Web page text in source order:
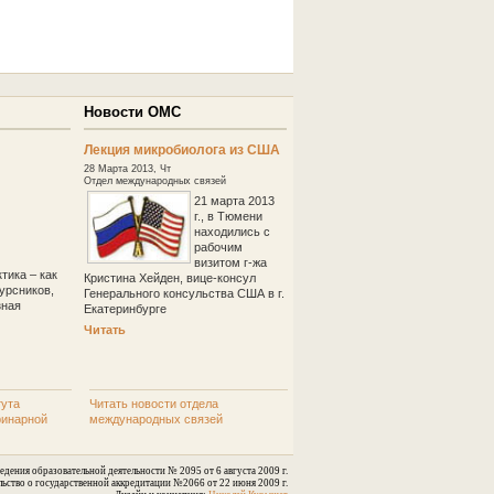
– как
Новости ОМС
Лекция микробиолога из США
28 Марта 2013, Чт
Отдел международных связей
21 марта 2013
г., в Тюмени
находились с
рабочим
визитом г-жа
Кристина Хейден, вице-консул
Генерального консульства США в г.
Екатеринбурге
Читать
Читать новости отдела
международных связей
образовательной деятельности № 2095 от 6 августа 2009 г.
о государственной аккредитации №2066 от 22 июня 2009 г.